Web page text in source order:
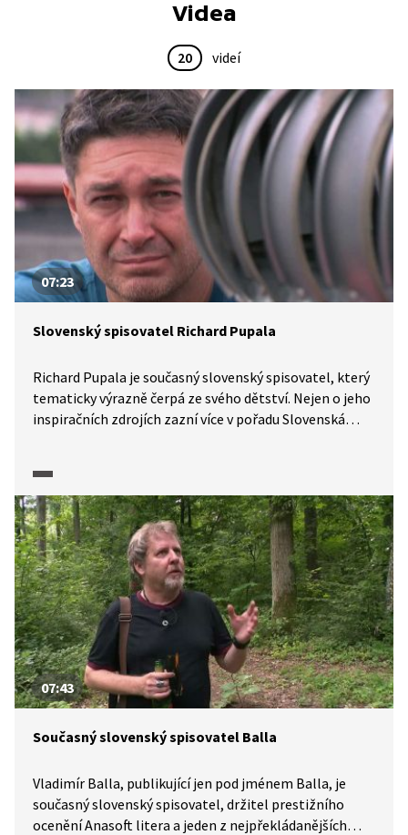
Videa
20 videí
07:23
Slovenský spisovatel Richard Pupala
Richard Pupala je současný slovenský spisovatel, který
tematicky výrazně čerpá ze svého dětství. Nejen o jeho
inspiračních zdrojích zazní více v pořadu Slovenská
o dost silnější.
07:43
Současný slovenský spisovatel Balla
Vladimír Balla, publikující jen pod jménem Balla, je
současný slovenský spisovatel, držitel prestižního
ocenění Anasoft litera a jeden z nejpřekládanějších